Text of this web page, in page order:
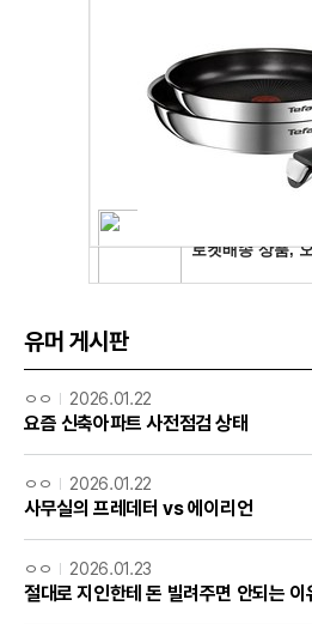
유머 게시판
ㅇㅇ 2026.01.22
요즘 신축아파트 사전점검 상태
ㅇㅇ 2026.01.22
사무실의 프레데터 vs 에이리언
ㅇㅇ 2026.01.23
절대로 지인한테 돈 빌려주면 안되는 이